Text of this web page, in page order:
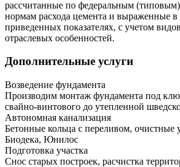
рассчитанные по федеральным
нормам расхода цемента и выраженные
приведенных показателях, с учетом
отраслевых особенностей.
Дополнительные услуги
Возведение фундамента
Производим монтаж фундамента под
свайно-винтового до утепленной
Автономная канализация
Бетонные кольца с переливом, очистные
Биодека, Юнилос
Подготовка участка
Снос старых построек, расчистка